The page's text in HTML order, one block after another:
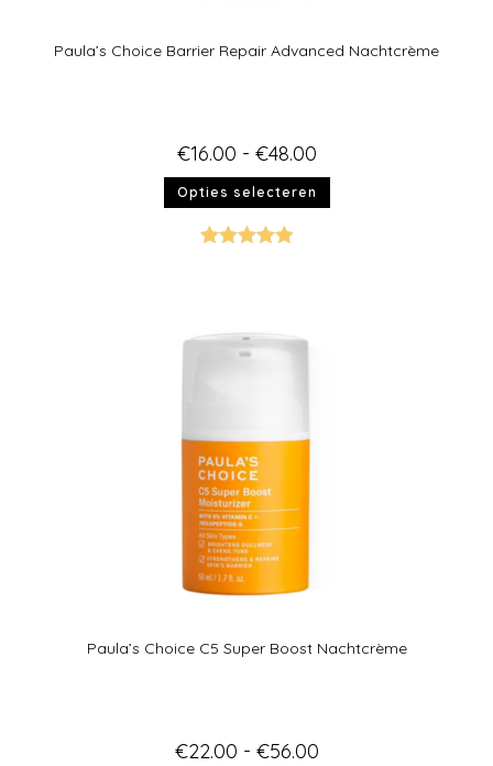
Paula’s Choice Barrier Repair Advanced Nachtcrème
€16.00 - €48.00
Opties selecteren
Paula’s Choice C5 Super Boost Nachtcrème
€22.00 - €56.00